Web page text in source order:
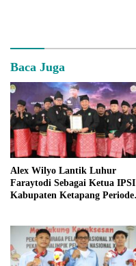
Baca Juga
Alex Wilyo Lantik Luhur
Faraytodi Sebagai Ketua IPSI
Kabupaten Ketapang Periode